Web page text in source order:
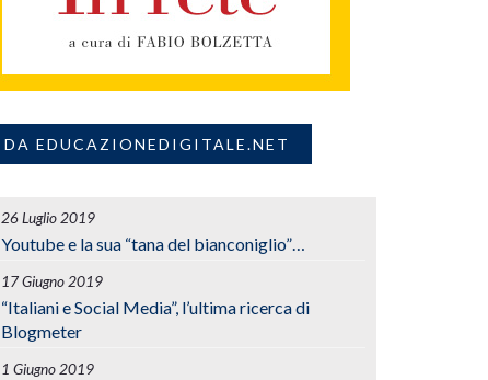
DA EDUCAZIONEDIGITALE.NET
26 Luglio 2019
Youtube e la sua “tana del bianconiglio”…
17 Giugno 2019
“Italiani e Social Media”, l’ultima ricerca di
Blogmeter
1 Giugno 2019